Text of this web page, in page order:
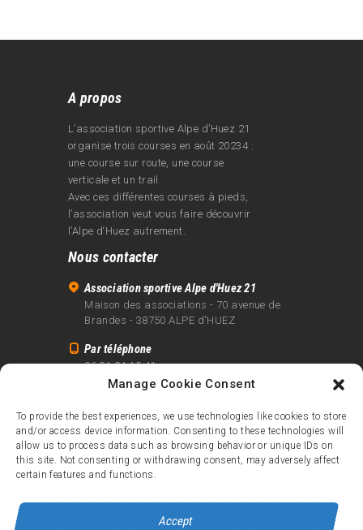
Manage Cookie Consent
To provide the best experiences, we use technologies like cookies to store
and/or access device information. Consenting to these technologies will
allow us to process data such as browsing behavior or unique IDs on
this site. Not consenting or withdrawing consent, may adversely affect
certain features and functions.
Accept
A propos
L’association sportive Alpe d’Huez 21
organise trois courses en août 20234 :
une course sur route, une course
verticale et un trail.
Avec ces différentes courses à pieds,
l’association veut vous faire découvrir
l’Alpe d‘Huez autrement.
Nous contacter
Association sportive Alpe d'Huez 21
Maison des associations - 70 avenue de
Brandes - 38750 ALPE d'HUEZ
Par téléphone
06 81 24 15 41
info@alpe21.fr
Mentions légales
Contact
crédits